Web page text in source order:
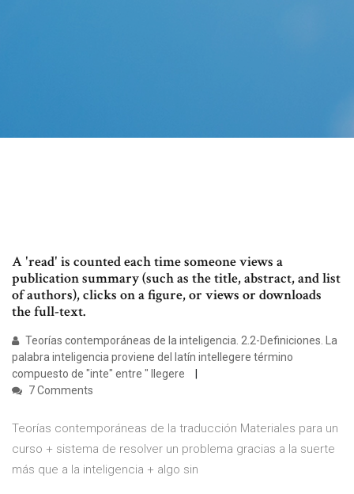
A 'read' is counted each time someone views a
publication summary (such as the title, abstract, and list
of authors), clicks on a figure, or views or downloads
the full-text.
Teorías contemporáneas de la inteligencia. 2.2-Definiciones. La
palabra inteligencia proviene del latín intellegere término
compuesto de "inte" entre " llegere
7 Comments
Teorías contemporáneas de la traducción Materiales para un
curso + sistema de resolver un problema gracias a la suerte
más que a la inteligencia + algo sin